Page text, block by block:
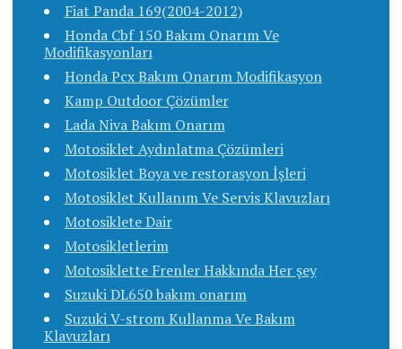
Fiat Panda 169(2004-2012)
Honda Cbf 150 Bakım Onarım Ve
Modifikasyonları
Honda Pcx Bakım Onarım Modifikasyon
Kamp Outdoor Çözümler
Lada Niva Bakım Onarım
Motosiklet Aydınlatma Çözümleri
Motosiklet Boya ve restorasyon İşleri
Motosiklet Kullanım Ve Servis Klavuzları
Motosiklete Dair
Motosikletlerim
Motosiklette Frenler Hakkında Her şey
Suzuki DL650 bakım onarım
Suzuki V-strom Kullanma Ve Bakım
Klavuzları